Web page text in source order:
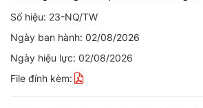
Số hiệu: 23-NQ/TW
Ngày ban hành: 02/08/2026
Ngày hiệu lực: 02/08/2026
File đính kèm: